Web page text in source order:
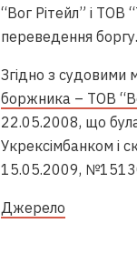
“Вог Рітейл” і ТОВ
переведення боргу.
Згідно з судовими
боржника – ТОВ
22.05.2008, що
Укрексімбанком і
15.05.2009,
Джерело